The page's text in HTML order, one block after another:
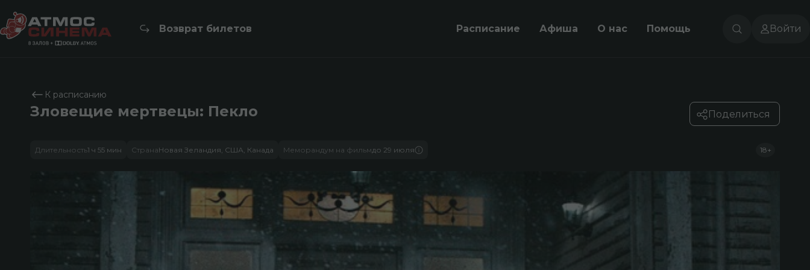
Возврат билетов Расписание Афиша О нас Помощь Войти
К расписанию
Зловещие мертвецы: Пекло Поделиться
Длительность1 ч 55 мин СтранаНовая Зеландия, США, Канада Меморандум на фильмдо 29 июля 18+